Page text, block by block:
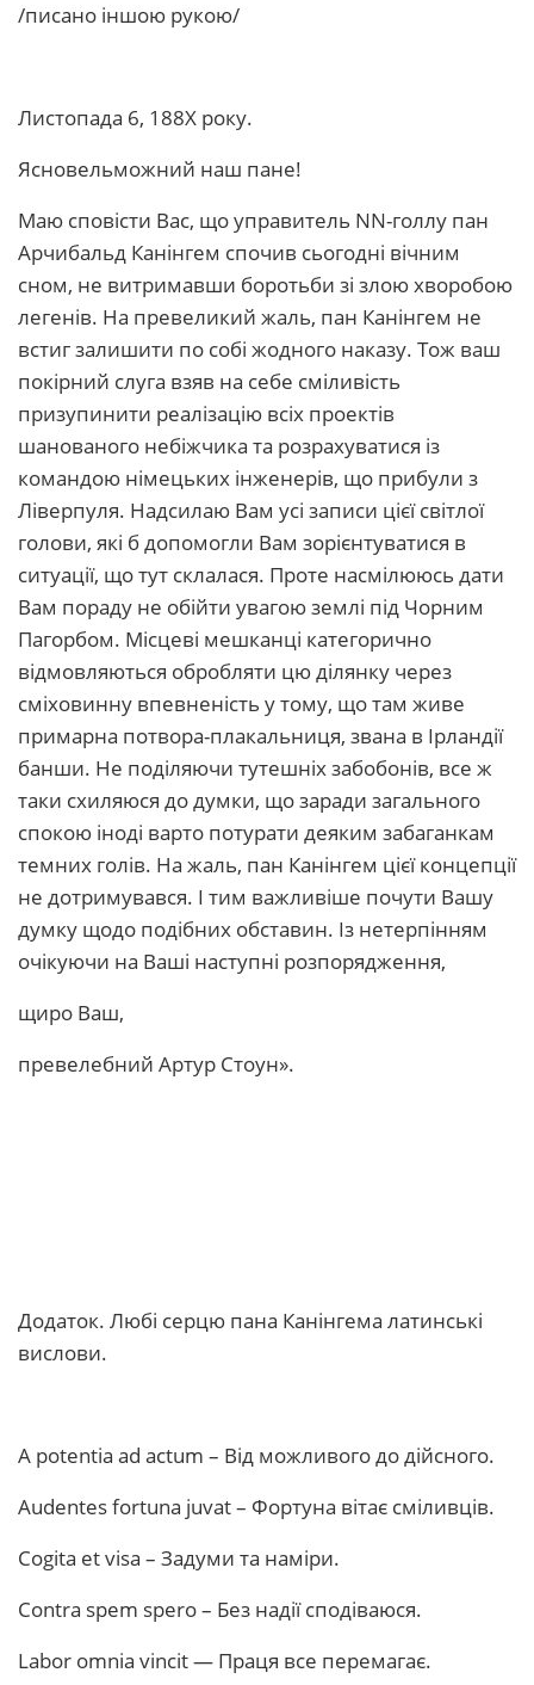
/писано іншою рукою/
Листопада 6, 188Х року.
Ясновельможний наш пане!
Маю сповісти Вас, що управитель NN-голлу пан
Арчибальд Канінгем спочив сьогодні вічним
сном, не витримавши боротьби зі злою хворобою
легенів. На превеликий жаль, пан Канінгем не
встиг залишити по собі жодного наказу. Тож ваш
покірний слуга взяв на себе сміливість
призупинити реалізацію всіх проектів
шанованого небіжчика та розрахуватися із
командою німецьких інженерів, що прибули з
Ліверпуля. Надсилаю Вам усі записи цієї світлої
голови, які б допомогли Вам зорієнтуватися в
ситуації, що тут склалася. Проте насмілююсь дати
Вам пораду не обійти увагою землі під Чорним
Пагорбом. Місцеві мешканці категорично
відмовляються обробляти цю ділянку через
сміховинну впевненість у тому, що там живе
примарна потвора-плакальниця, звана в Ірландії
банши. Не поділяючи тутешніх забобонів, все ж
таки схиляюся до думки, що заради загального
спокою іноді варто потурати деяким забаганкам
темних голів. На жаль, пан Канінгем цієї концепції
не дотримувався. І тим важливіше почути Вашу
думку щодо подібних обставин. Із нетерпінням
очікуючи на Ваші наступні розпорядження,
щиро Ваш,
превелебний Артур Стоун».
Додаток. Любі серцю пана Канінгема латинські
вислови.
A potentia ad actum – Від можливого до дійсного.
Audentes fortuna juvat – Фортуна вітає сміливців.
Cogita et visa – Задуми та наміри.
Сontra spem spero – Без надії сподіваюся.
Labor omnia vincit — Праця все перемагає.